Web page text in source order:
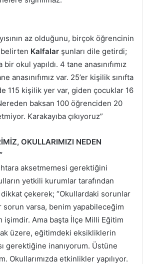
az olduğunu, birçok öğrencinin
Kalfalar şunları dile getirdi;
bir okul yapıldı. 4 tane anasınıfımız
anasınıfımız var. 25’er kişilik sınıfta
115 kişilik yer var, giden çocuklar 16
baksan 100 öğrenciden 20
Karakayıba çıkıyoruz”
OKULLARIMIZI NEDEN
aksetmemesi gerektiğini
yetkili kurumlar tarafından
çekerek; “Okullardaki sorunlar
sorun varsa, benim yapabileceğim
işimdir. Ama başta İlçe Milli Eğitim
üzere, eğitimdeki eksikliklerin
gerektiğine inanıyorum. Üstüne
Okullarımızda etkinlikler yapılıyor.